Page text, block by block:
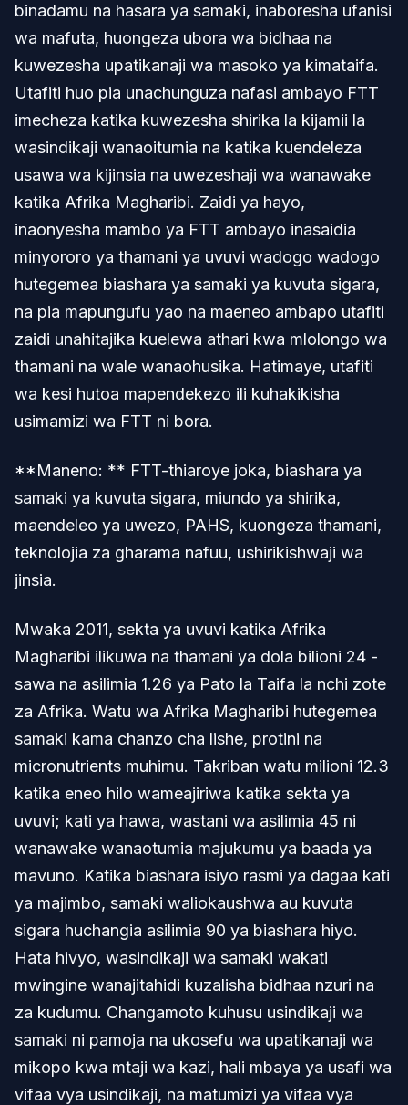
binadamu na hasara ya samaki, inaboresha ufanisi
wa mafuta, huongeza ubora wa bidhaa na
kuwezesha upatikanaji wa masoko ya kimataifa.
Utafiti huo pia unachunguza nafasi ambayo FTT
imecheza katika kuwezesha shirika la kijamii la
wasindikaji wanaoitumia na katika kuendeleza
usawa wa kijinsia na uwezeshaji wa wanawake
katika Afrika Magharibi. Zaidi ya hayo,
inaonyesha mambo ya FTT ambayo inasaidia
minyororo ya thamani ya uvuvi wadogo wadogo
hutegemea biashara ya samaki ya kuvuta sigara,
na pia mapungufu yao na maeneo ambapo utafiti
zaidi unahitajika kuelewa athari kwa mlolongo wa
thamani na wale wanaohusika. Hatimaye, utafiti
wa kesi hutoa mapendekezo ili kuhakikisha
usimamizi wa FTT ni bora.
**Maneno: ** FTT-thiaroye joka, biashara ya
samaki ya kuvuta sigara, miundo ya shirika,
maendeleo ya uwezo, PAHS, kuongeza thamani,
teknolojia za gharama nafuu, ushirikishwaji wa
jinsia.
Mwaka 2011, sekta ya uvuvi katika Afrika
Magharibi ilikuwa na thamani ya dola bilioni 24 -
sawa na asilimia 1.26 ya Pato la Taifa la nchi zote
za Afrika. Watu wa Afrika Magharibi hutegemea
samaki kama chanzo cha lishe, protini na
micronutrients muhimu. Takriban watu milioni 12.3
katika eneo hilo wameajiriwa katika sekta ya
uvuvi; kati ya hawa, wastani wa asilimia 45 ni
wanawake wanaotumia majukumu ya baada ya
mavuno. Katika biashara isiyo rasmi ya dagaa kati
ya majimbo, samaki waliokaushwa au kuvuta
sigara huchangia asilimia 90 ya biashara hiyo.
Hata hivyo, wasindikaji wa samaki wakati
mwingine wanajitahidi kuzalisha bidhaa nzuri na
za kudumu. Changamoto kuhusu usindikaji wa
samaki ni pamoja na ukosefu wa upatikanaji wa
mikopo kwa mtaji wa kazi, hali mbaya ya usafi wa
vifaa vya usindikaji, na matumizi ya vifaa vya